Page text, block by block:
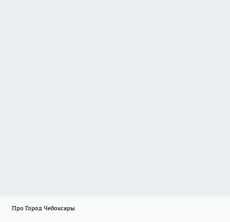
Про Город Чебоксары